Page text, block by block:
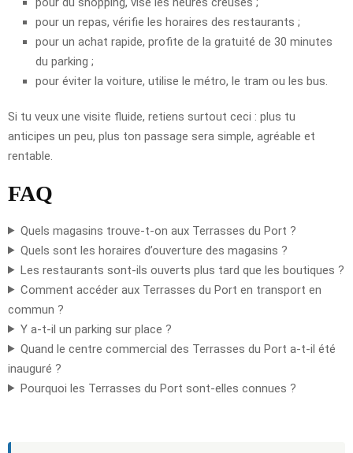
pour un repas, vérifie les horaires des restaurants ;
pour un achat rapide, profite de la gratuité de 30 minutes
du parking ;
pour éviter la voiture, utilise le métro, le tram ou les bus.
Si tu veux une visite fluide, retiens surtout ceci : plus tu
anticipes un peu, plus ton passage sera simple, agréable et
rentable.
FAQ
Quels magasins trouve-t-on aux Terrasses du Port ?
Quels sont les horaires d’ouverture des magasins ?
Les restaurants sont-ils ouverts plus tard que les boutiques ?
Comment accéder aux Terrasses du Port en transport en
commun ?
Y a-t-il un parking sur place ?
Quand le centre commercial des Terrasses du Port a-t-il été
inauguré ?
Pourquoi les Terrasses du Port sont-elles connues ?